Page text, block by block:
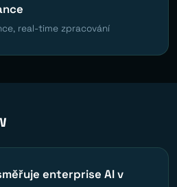
real-time zpracování
enterprise AI v